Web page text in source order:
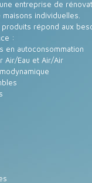
entreprise de
maisons individuelles.
répond aux
:
en autoconsommation
Air/Eau et Air/Air